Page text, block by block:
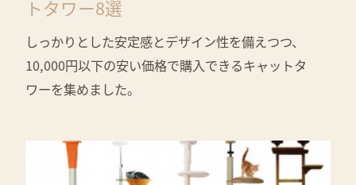
トタワー8選
しっかりとした安定感とデザイン性を備えつつ、
10,000円以下の安い価格で購入できるキャットタ
ワーを集めました。